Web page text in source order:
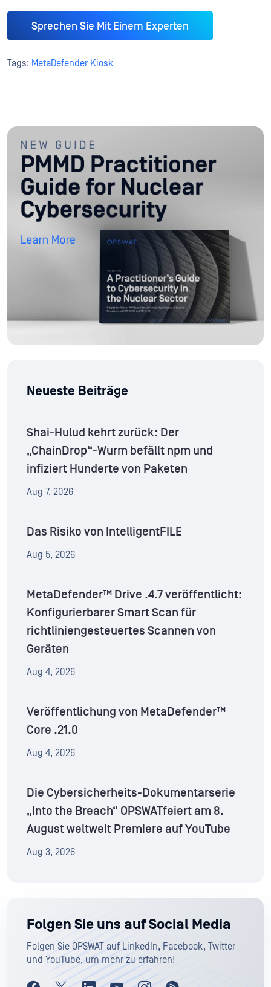
Sprechen Sie Mit Einem Experten
Tags: MetaDefender Kiosk
Neueste Beiträge
Shai-Hulud kehrt zurück: Der
„ChainDrop“-Wurm befällt npm und
infiziert Hunderte von Paketen
Aug 7, 2026
Das Risiko von IntelligentFILE
Aug 5, 2026
MetaDefender™ Drive .4.7 veröffentlicht:
Konfigurierbarer Smart Scan für
richtliniengesteuertes Scannen von
Geräten
Aug 4, 2026
Veröffentlichung von MetaDefender™
Core .21.0
Aug 4, 2026
Die Cybersicherheits-Dokumentarserie
„Into the Breach“ OPSWATfeiert am 8.
August weltweit Premiere auf YouTube
Aug 3, 2026
Folgen Sie uns auf Social Media
Folgen Sie OPSWAT auf LinkedIn, Facebook, Twitter
und YouTube, um mehr zu erfahren!